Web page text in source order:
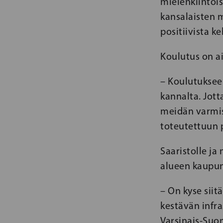
kansalaisten
positiivista
Koulutus on
–
kannalta.
meidän
toteutettuun
Saaristolle ja
alueen
– On kyse
kestävän
Varsinais-